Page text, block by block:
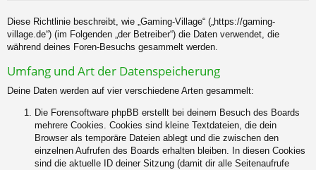
riff n n
Diese Richtlinie beschreibt, wie „Gaming-Village“ („https://gaming-
village.de“) (im Folgenden „der Betreiber“) die Daten verwendet, die
während deines Foren-Besuchs gesammelt werden.
Umfang und Art der Datenspeicherung
Deine Daten werden auf vier verschiedene Arten gesammelt:
Die Forensoftware phpBB erstellt bei deinem Besuch des Boards
mehrere Cookies. Cookies sind kleine Textdateien, die dein
Browser als temporäre Dateien ablegt und die zwischen den
einzelnen Aufrufen des Boards erhalten bleiben. In diesen Cookies
sind die aktuelle ID deiner Sitzung (damit dir alle Seitenaufrufe